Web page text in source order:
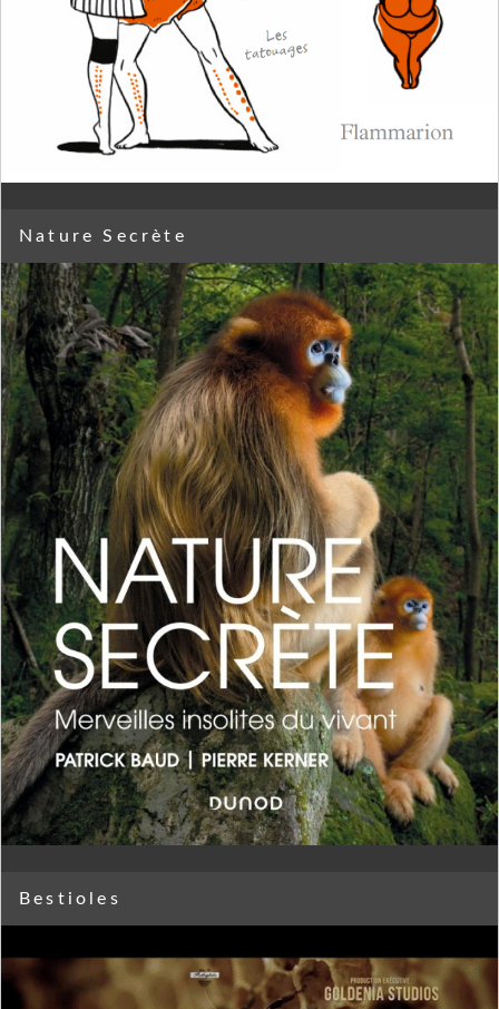
Nature Secrète
Bestioles